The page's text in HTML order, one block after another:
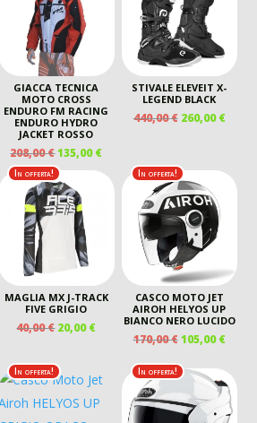
€.
GIACCA TECNICA
MOTO CROSS
ENDURO FM RACING
ENDURO HYDRO
JACKET ROSSO
208,00€IL
PREZZO
ORIGINALE
ERA:
208,00 €.
135,00€IL
PREZZO
ATTUALE
135,00 €.
STIVALE ELEVEIT X-
LEGEND BLACK
440,00€ IL
ERA:
440,00 €.
260,00€IL
€.
In offerta!
MAGLIA MX J-TRACK
FIVE GRIGIO
40,00€ IL
ERA:
40,00 €.
20,00€IL
PREZZO
È:
20,00 €.
In offerta!
CASCO MOTO JET
AIROH HELYOS UP
BIANCO NERO LUCIDO
170,00€ IL
ORIGINALE
ERA:
170,00 €.
105,00€IL
È:
In offerta! In offerta!